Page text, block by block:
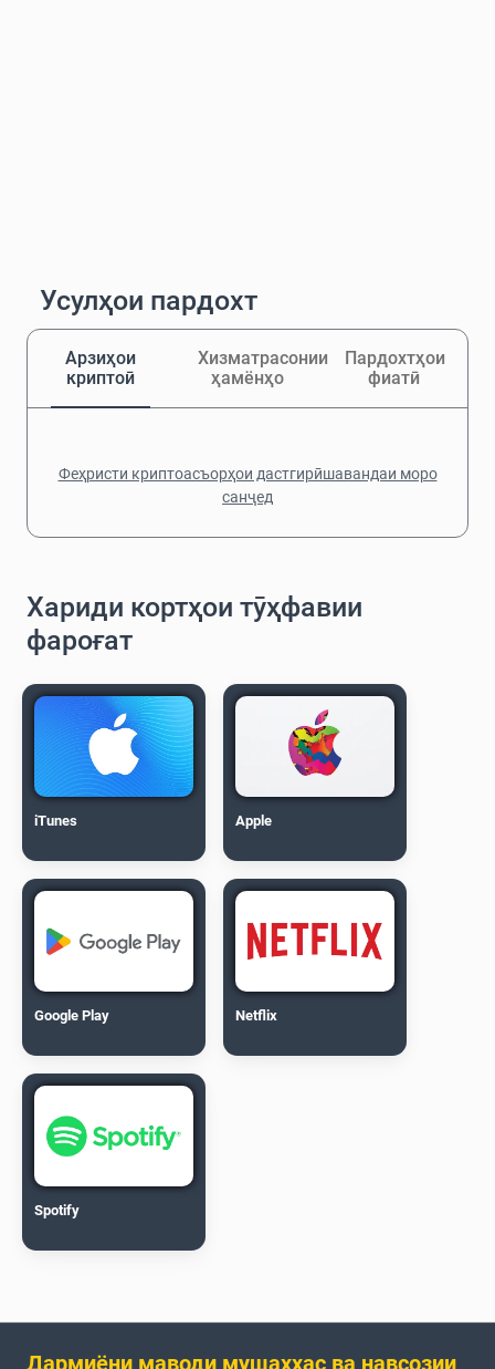
Усулҳои пардохт
Арзиҳои
криптоӣ
Хизматрасонии
ҳамёнҳо
Пардохтҳои
фиатӣ
Феҳристи криптоасъорҳои дастгирӣшавандаи моро
санҷед
Хариди кортҳои тӯҳфавии
фароғат
iTunes Apple
Google Play Netflix
Spotify
Дармиёни маводи мушаххас ва навсозии